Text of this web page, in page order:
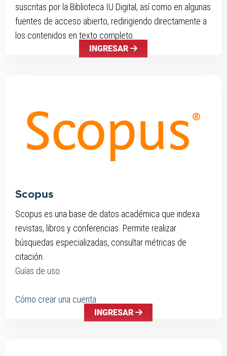
suscritas por la Biblioteca IU Digital, así como en algunas
fuentes de acceso abierto, redirigiendo directamente a
los contenidos en texto completo.
INGRESAR
Scopus
Scopus es una base de datos académica que indexa
revistas, libros y conferencias. Permite realizar
búsquedas especializadas, consultar métricas de
citación.
Guías de uso
Cómo crear una cuenta
INGRESAR